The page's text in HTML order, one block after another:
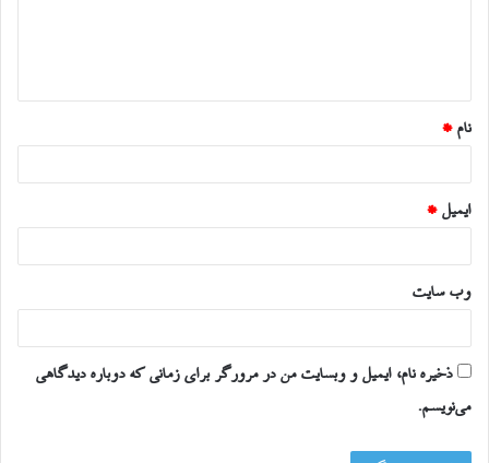
*
نام *
ایمیل *
وب‌ سایت
ذخیره نام، ایمیل و وبسایت من در مرورگر برای زمانی که دوباره دیدگاهی
می‌نویسم.